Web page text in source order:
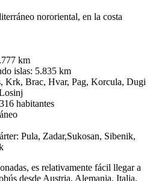
nororiental, en la costa
km
islas: 5.835 km
Krk, Brac, Hvar, Pag, Korcula, Dugi
habitantes
Pula, Zadar,Sukosan, Sibenik,
es relativamente fácil llegar a
desde Austria, Alemania, Italia,